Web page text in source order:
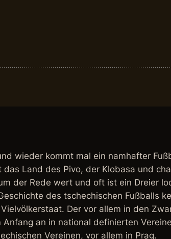
wieder kommt mal ein namhafter
Land des Pivo, der Klobasa und
der Rede wert und oft ist ein Dreier
des tschechischen Fußballs
Der vor allem in den
an in national definierten
Vereinen, vor allem in Prag.